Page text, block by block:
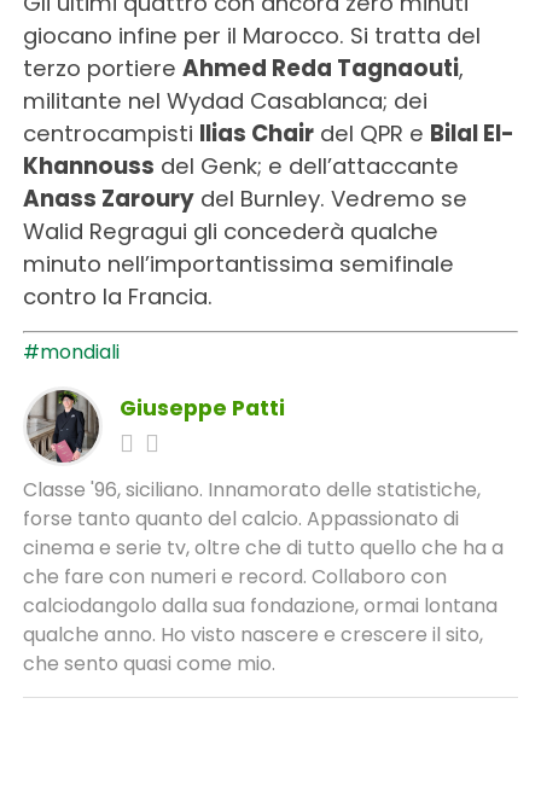
giocano infine per il Marocco. Si tratta del
terzo portiere Ahmed Reda Tagnaouti,
militante nel Wydad Casablanca; dei
centrocampisti Ilias Chairdel QPR e Bilal El-
Khannouss del Genk; e dell’attaccante
Anass Zarourydel Burnley. Vedremo se
Walid Regragui gli concederà qualche
minuto nell’importantissima semifinale
contro la Francia.
#mondiali
Giuseppe Patti
Classe '96, siciliano. Innamorato delle statistiche,
forse tanto quanto del calcio. Appassionato di
cinema e serie tv, oltre che di tutto quello che ha a
che fare con numeri e record. Collaboro con
calciodangolo dalla sua fondazione, ormai lontana
qualche anno. Ho visto nascere e crescere il sito,
che sento quasi come mio.